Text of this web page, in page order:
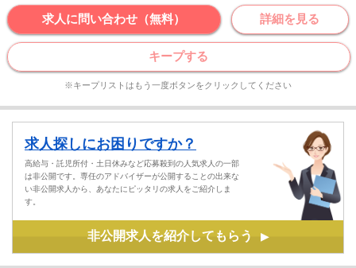
求人に問い合わせ（無料） 詳細を見る
キープする
※キープリストはもう一度ボタンをクリックしてください
求人探しにお困りですか？
高給与・託児所付・土日休みなど応募殺到の人気求人の一部
は非公開です。専任のアドバイザーが公開することの出来な
い非公開求人から、あなたにピッタリの求人をご紹介しま
す。
非公開求人を紹介してもらう ▶